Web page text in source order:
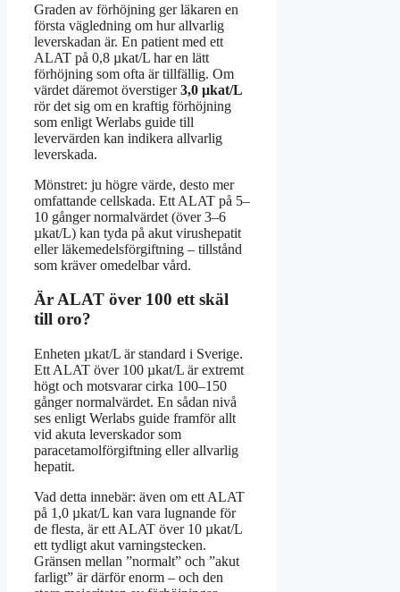
Graden av förhöjning ger läkaren en
första vägledning om hur allvarlig
leverskadan är. En patient med ett
ALAT på 0,8 µkat/L har en lätt
förhöjning som ofta är tillfällig. Om
värdet däremot överstiger3,0 µkat/L
rör det sig om en kraftig förhöjning
som enligt Werlabs guide till
levervärden kan indikera allvarlig
leverskada.
Mönstret: ju högre värde, desto mer
omfattande cellskada. Ett ALAT på 5–
10 gånger normalvärdet (över 3–6
µkat/L) kan tyda på akut virushepatit
eller läkemedelsförgiftning – tillstånd
som kräver omedelbar vård.
Är ALAT över 100 ett skäl
till oro?
Enheten µkat/L är standard i Sverige.
Ett ALAT över 100 µkat/L är extremt
högt och motsvarar cirka 100–150
gånger normalvärdet. En sådan nivå
ses enligt Werlabs guide framför allt
vid akuta leverskador som
paracetamolförgiftning eller allvarlig
hepatit.
Vad detta innebär: även om ett ALAT
på 1,0 µkat/L kan vara lugnande för
de flesta, är ett ALAT över 10 µkat/L
ett tydligt akut varningstecken.
Gränsen mellan ”normalt” och ”akut
farligt” är därför enorm – och den